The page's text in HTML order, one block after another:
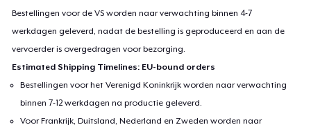
Bestellingen voor de VS worden naar verwachting binnen 4-7
werkdagen geleverd, nadat de bestelling is geproduceerd en aan de
vervoerder is overgedragen voor bezorging.
Estimated Shipping Timelines: EU-bound orders
Bestellingen voor het Verenigd Koninkrijk worden naar verwachting
binnen 7-12 werkdagen na productie geleverd.
Voor Frankrijk, Duitsland, Nederland en Zweden worden naar